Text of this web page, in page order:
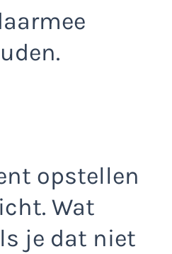
opstellen
Wat
je dat niet